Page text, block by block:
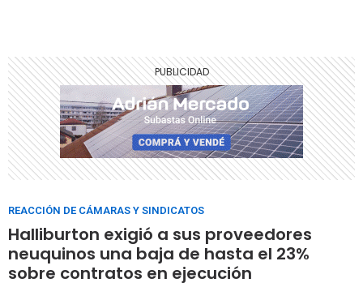
REACCIÓN DE CÁMARAS Y SINDICATOS
Halliburton exigió a sus proveedores
neuquinos una baja de hasta el 23%
sobre contratos en ejecución